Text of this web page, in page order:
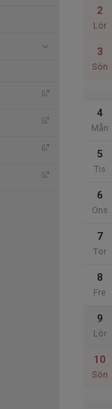
2
Lör
3
Sön
4
Mån
5
Tis
6
Ons
7
Tor
8
Fre
9
Lör
10
Sön